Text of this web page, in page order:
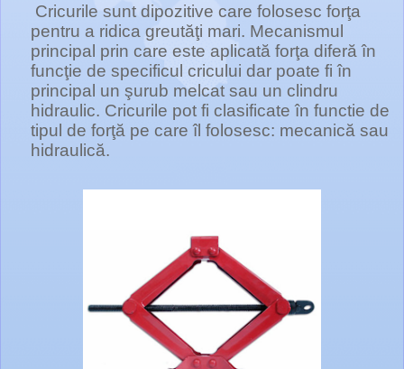
Cricurile sunt dipozitive care folosesc forţa
pentru a ridica greutăţi mari. Mecanismul
principal prin care este aplicată forţa diferă în
funcţie de specificul cricului dar poate fi în
principal un şurub melcat sau un clindru
hidraulic. Cricurile pot fi clasificate în functie de
tipul de forţă pe care îl folosesc: mecanică sau
hidraulică.